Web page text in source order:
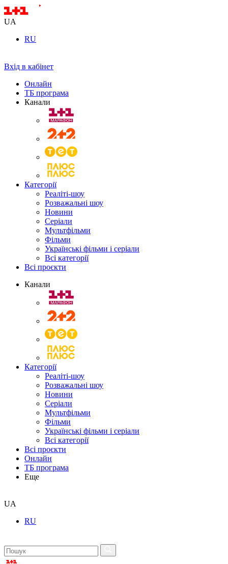
UA
RU
Вхід в кабінет
Онлайн
ТБ програма
Канали
Категорії
Реаліті-шоу
Розважальні шоу
Новини
Серіали
Мультфільми
Фільми
Українські фільми і серіали
Всі категорії
Всі проєкти
Канали
Категорії
Реаліті-шоу
Розважальні шоу
Новини
Серіали
Мультфільми
Фільми
Українські фільми і серіали
Всі категорії
Всі проєкти
Онлайн
ТБ програма
Еще
UA
RU